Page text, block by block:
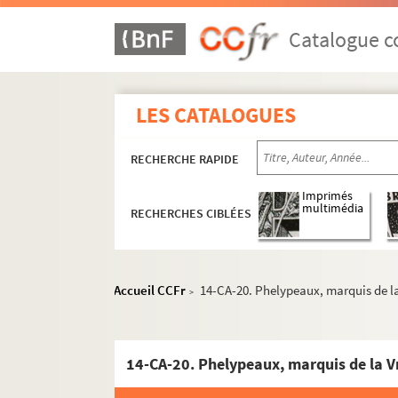
Catalogue
LES CATALOGUES
RECHERCHE RAPIDE
RECHERCHES CIBLÉES
Imprimés
multimédia
Accueil CCFr > 14-CA-20. Phelypeaux, marquis de
14-CA-20. Phelypeaux, marquis de la
Carton 4 : hommes politiques
Carton 5 : hommes politiques
Carton 7 : militaires, hommes de guerre
Carton 8 : diplomates ou militaires
Carton 9 : Membres de l'administration
Carton 10 : Nobles et Pairs de France
Carton 11 : médecins, conseillers, juristes
Carton 12
14-CA-1. La Luzerne (César-Henri,
14-CA-2. Lambert (Ferdinand-